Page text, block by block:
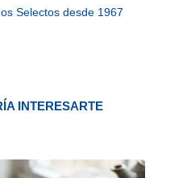
Selectos desde 1967
INTERESARTE